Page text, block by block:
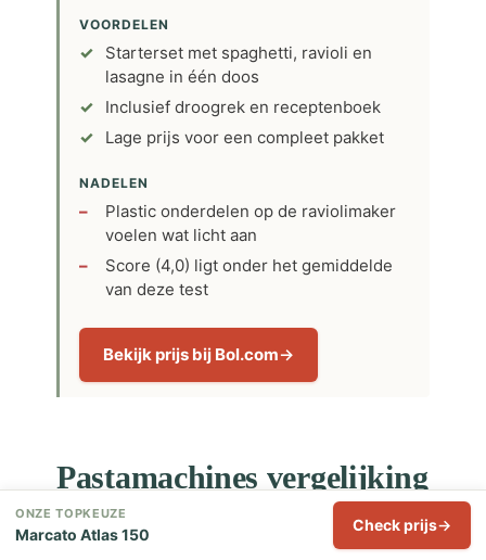
VOORDELEN
Starterset met spaghetti, ravioli en
lasagne in één doos
Inclusief droogrek en receptenboek
Lage prijs voor een compleet pakket
NADELEN
Plastic onderdelen op de raviolimaker
voelen wat licht aan
Score (4,0) ligt onder het gemiddelde
van deze test
Bekijk prijs bij Bol.com
Pastamachines vergelijking
PASTAMACHINE TYPE
ONZE TOPKEUZE
Marcato Atlas 150 Check prijs